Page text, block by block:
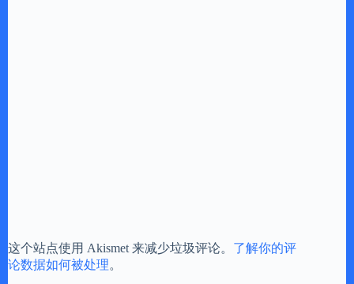
这个站点使用 Akismet 来减少垃圾评论。 了解你的评
论数据如何被处理。